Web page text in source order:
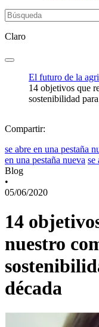
Claro
El futuro de la
14 objetivos que
sostenibilidad
Compartir:
se abre en una pestaña
en una pestaña nueva se
Blog
•
05/06/2020
14
nuestro
década